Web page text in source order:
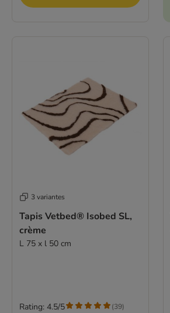
3 variantes
Tapis Vetbed® Isobed SL,
crème
L 75 x l 50 cm
Rating: 4.5/5 (39)